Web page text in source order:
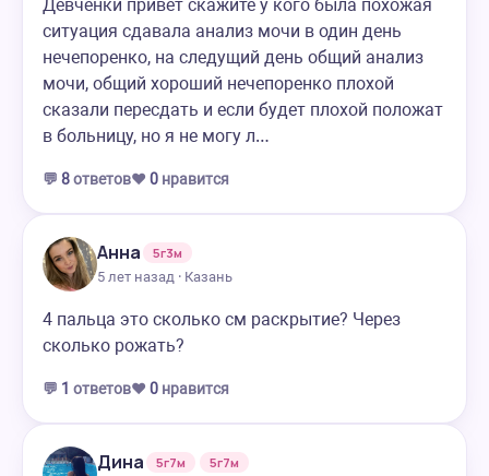
Девченки привет скажите у кого была похожая
ситуация сдавала анализ мочи в один день
нечепоренко, на следущий день общий анализ
мочи, общий хороший нечепоренко плохой
сказали пересдать и если будет плохой положат
в больницу, но я не могу л…
💬 8ответов❤️ 0 нравится
Анна
5г3м
5 лет назад · Казань
4 пальца это сколько см раскрытие? Через
сколько рожать?
💬 1 ответов❤️ 0 нравится
Дина 5г7м
5г7м